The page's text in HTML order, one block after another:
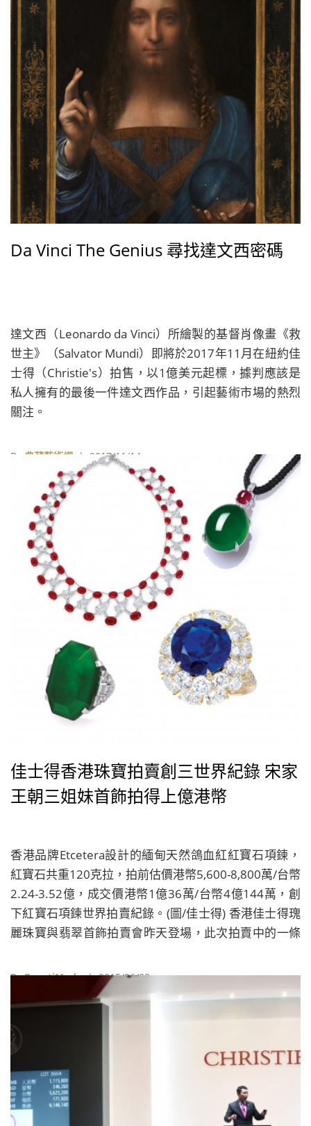
Da Vinci The Genius 尋找達文西密碼
達文西（Leonardo da Vinci）所繪製的基督肖像畫《救
世主》（Salvator Mundi）即將於2017年11月在紐約佳
士得（Christie's）拍售，以1億美元起標，據判應該是
私人擁有的最後一件達文西作品，引起藝術市場的熱烈
關注。
By 典藏藝術網 | 2017/11/14
佳士得香港珠寶拍賣創三世界紀錄 宋家
王朝三姐妹首飾拍得上億港幣
香港品牌Etcetera設計的緬甸天然鴿血紅紅寶石項鍊，
紅寶石共重120克拉，拍前估價港幣5,600-8,800萬/台幣
2.24-3.52億，成交價港幣1億36萬/台幣4億144萬，創
下紅寶石項鍊世界拍賣紀錄。(圖/佳士得) 香港佳士得瑰
麗珠寶與翡翠首飾拍賣會昨天登場，此次拍賣中的一條
墜紛紛創下世界拍賣紀錄，而孔子第75代傳人孔祥熙家
族的珍藏系列珠寶及翡翠首飾，因宋家三姐妹宋靄齡、
宋慶齡、宋美齡曾佩戴過而備受矚目，其中三件翡翠拍
品的成交價更達到了拍前低估價的近30倍。 ▶卡地亞紅
寶石再創三項世界拍賣紀錄 ▶創下手袋拍賣世界紀錄的
愛Ɖ
ByBeautiMode| 2015/06/03